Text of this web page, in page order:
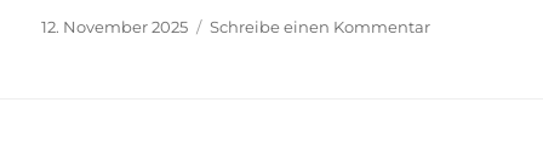
Veröffentlicht
12. November 2025 Schreibe einen Kommentarzu